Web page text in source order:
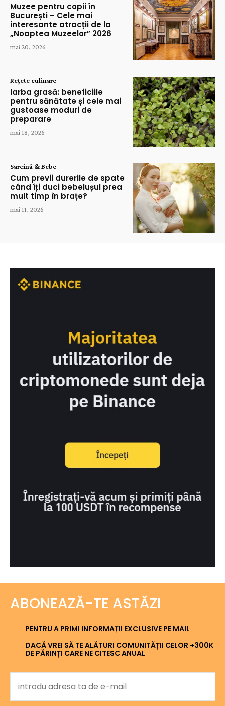
Muzee pentru copii în
București – Cele mai
interesante atracții de la
„Noaptea Muzeelor” 2026
mai 20, 2026
Rețete culinare
Iarba grasă: beneficiile
pentru sănătate și cele mai
gustoase moduri de
preparare
mai 18, 2026
Sarcină & Bebe
Cum previi durerile de spate
când îți duci bebelușul prea
mult timp în brațe?
mai 11, 2026
ABONEAZĂ-TE ASTĂZI
PENTRU A PRIMI INFORMAȚII EXCLUSIVE PE MAIL
DACĂ VREI SĂ TE ALĂTURI COMUNITĂȚII CELOR +300K
DE PĂRINȚI CARE NE CITESC ANUAL